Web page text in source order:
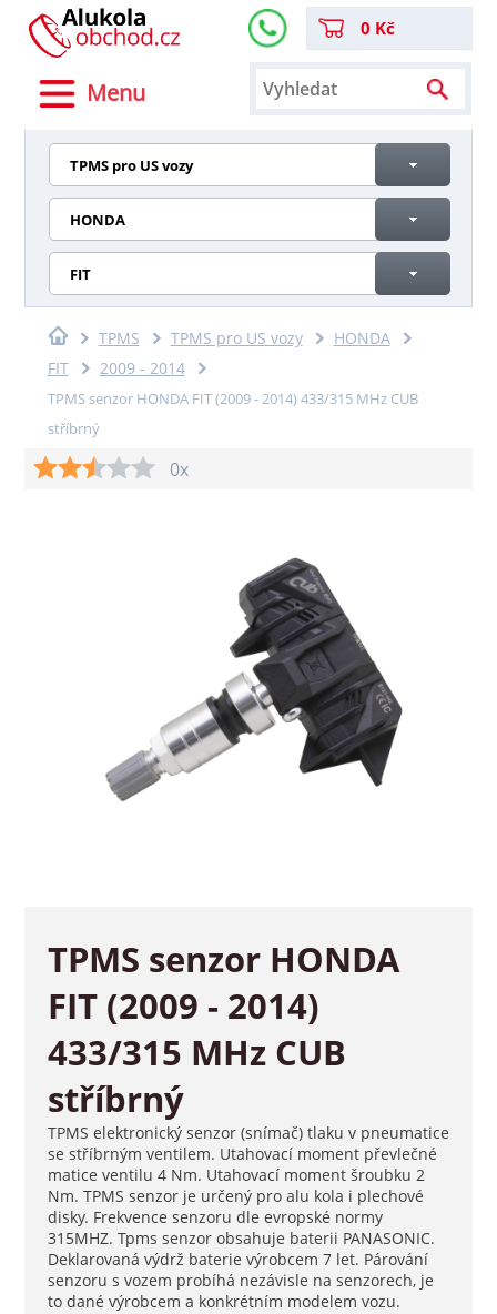
Menu
0 Kč
TPMS pro US vozy
HONDA
FIT
TPMS TPMS pro US vozy
HONDA
FIT
2009 - 2014
TPMS senzor HONDA FIT (2009 - 2014) 433/315 MHz CUB
stříbrný
0x
TPMS senzor HONDA
FIT (2009 - 2014)
433/315 MHz CUB
stříbrný
TPMS elektronický senzor (snímač) tlaku v pneumatice
se stříbrným ventilem. Utahovací moment převlečné
matice ventilu 4 Nm. Utahovací moment šroubku 2
Nm. TPMS senzor je určený pro alu kola i plechové
disky. Frekvence senzoru dle evropské normy
315MHZ. Tpms senzor obsahuje baterii PANASONIC.
Deklarovaná výdrž baterie výrobcem 7 let. Párování
senzoru s vozem probíhá nezávisle na senzorech, je
to dané výrobcem a konkrétním modelem vozu.